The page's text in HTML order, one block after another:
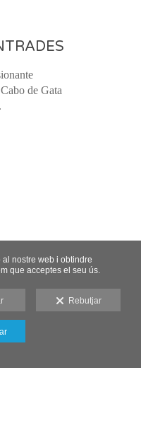
de Gata
nostre web i obtindre
que acceptes el seu ús.
Rebutjar